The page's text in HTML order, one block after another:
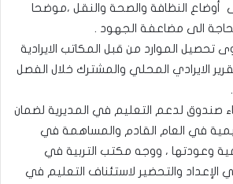
أوضاع النظافة والصحة والنقل ،موضحا
بحاجة الى مضاعفة الجهود .
تحصيل الموارد من قبل المكاتب الايرادية
الايرادي المحلي والمشترك خلال الفصل
صندوق لدعم التعليم في المديرية لضمان
في العام القادم والمساهمة في
وعودتها ، ووجه مكتب التربية في
الإعداد والتحضير لاستئناف التعليم في